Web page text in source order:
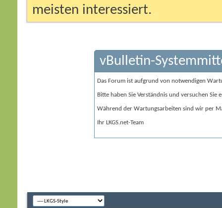
meisten interessiert.
vBulletin-
Das Forum ist aufgrund von notwendigen
Bitte haben Sie Verständnis und versuchen Sie
Während der Wartungsarbeiten sind wir per
Ihr LKGS.net-Team